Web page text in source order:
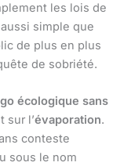
les lois de
simple que
de plus en plus
de sobriété.
écologique sans
sur l’évaporation.
conteste
sous le nom